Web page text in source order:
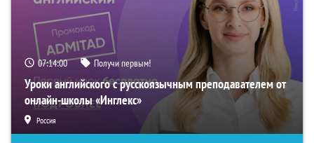
07:13:59 Получи первым!
Уроки английского с русскоязычным преподавателем от
онлайн-школы «Инглекс»
Россия